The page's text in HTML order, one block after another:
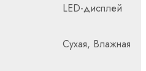
LED-дисплей
Сухая, Влажная